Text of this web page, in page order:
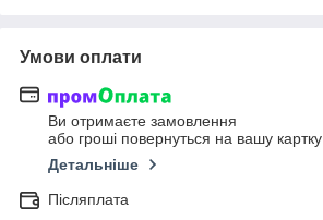
Умови оплати
Ви отримаєте замовлення
або гроші повернуться на вашу картку
Детальніше
Післяплата